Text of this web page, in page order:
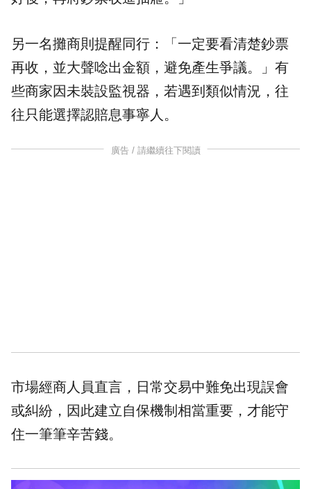
另一名攤商則提醒同行：「一定要看清楚鈔票
再收，並大聲唸出金額，避免產生爭議。」有
些商家因未裝設監視器，若遇到類似情況，往
往只能選擇認賠息事寧人。
廣告 / 請繼續往下閱讀
市場經商人員直言，日常交易中難免出現誤會
或糾紛，因此建立自保機制相當重要，才能守
住一筆筆辛苦錢。